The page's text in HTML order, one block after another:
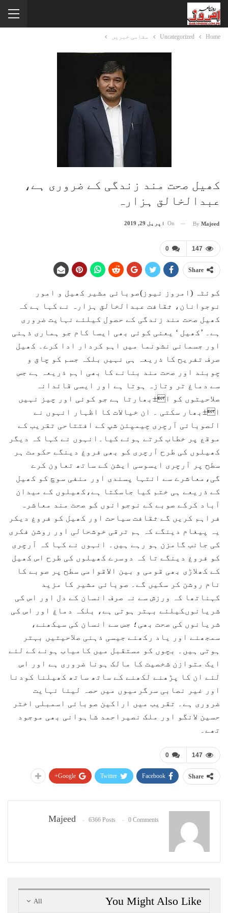
Home
Uncategorized مقامی خبریں
کھیل صحت مند زندگی کے ضروری ہے،
عبدالخالق ہزارہ
By Majeed
On اپریل 29, 2019
0 147
Share
کوئٹہ (امروز نیوز)صوبائی مشیر کھیل و امور
نوجوانان، ثقافت عبدالخالق ہزارہ نے کہا ہے کہ
کھیل صحت مند زندگی کے حصول کیلئے نہایت ضروری
ہے۔ ’کھیل ‘ یعنی کوئی بھی ایسا کام جو ہماری ذہنی
اور جسمانی نشونما میں اہم کردار ادا کرے۔ کھیل
صرف تفریح کا ذریعہ ہی نہیں بلکہ جسم کو چاق و
چوبند اور صحت مند بنانے کا بھی اہم ذریعہ ہے جس
سے دماغ تر وتازہ ہوتا ہے اور ایسی قائدانہ
صلاحیتوں کو ا±بھارتا ہے جو کوئی اور چیز نہیں
ا±بھار سکتی ۔ ان خیالات کا اظہار انہوں نے
الصوبائی آرچری چیمپئن شپ کے افتتاحی تقریب کے
موقع پر خطاب کرتے ہوئے کیا۔انہوں نے کہا کہ دیگر
کھیلوں کی طرح آرچری کو بھی فروغ دینگے حکومت ہر
سطح پر آرچری ایسوسی ایشن کے ساتھ تعاون کرے
گی،معاشرے سے انتہا پسندی اور منفی سوچ کو کھیل
کے ذریعے ہی ختم کیا جاسکتا ہے،کھیلوں کے میدان
آباد کرکے صوبے کے نوجوانوں کو صحت مند معاشرہ
فراہم کریں گے ثقافت سیاحت اور کھیل کو فروغ دیکر
یہ پیغام دینگے کہ ہم ترقی خوشحالی اور روشن فکری
کی جانب گامزن ہو رہے ہیں۔ انہوں نے کہا کہ آرچری
کو فروغ دینگے تا کہ دوسرے کھیلوں کی طرح اس کھیل
کے کھلاڑی بھی قومی و بین الاقوامی سطح پر صوبے کا
نام روشن کر سکیں گے۔ صوبائی مشیر کا مزید
کہناتھا کہ ورزش سے نہ صرف انسان کے دل اور اس کی
شریانوںکیلئے بہتر ہوتی ہے، بلکہ دماغ اور اس کی
شریانوں کی صحت بھی؛ جس سے انسان کی سیکھنے،
سمجھنے اور یاد رکھنے جیسی ذہنی صلاحیتیں بہتر
ہوتی ہیں۔ بچوں کو مستقبل میں کامیاب ہونے کے لئے
ایک متوازن شخصیت کا مالک ہونا ضروری ہے اور اس
لئے ان کا پڑھنے لکھنے کے ساتھ ساتھ کھیلنا کودنا
اور غیر نصابی سرگرمیوں میں حصہ لینا نہایت
ضروری ہے۔ تقریب میں اراکین صوبائی اسمبلی اختر
حسین لانگو اور ملک نصیراحمد شاہوانی بھی موجود
تھے۔
0 147
Share
Facebook
Twitter
Google+
Majeed 6366 Posts 0 Comments
All You Might Also Like